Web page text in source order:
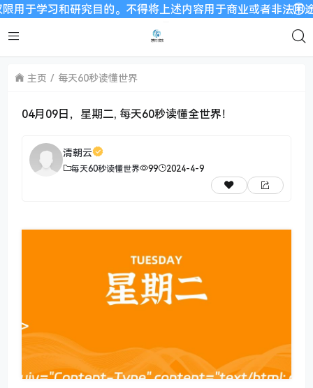
习和研究目的。不得将上述内容用于商业或者非法用途，
主页 每天60秒读懂世界
04月09日，星期二, 每天60秒读懂全世界！
清朝云
每天60秒读懂世界 99 2024-4-9